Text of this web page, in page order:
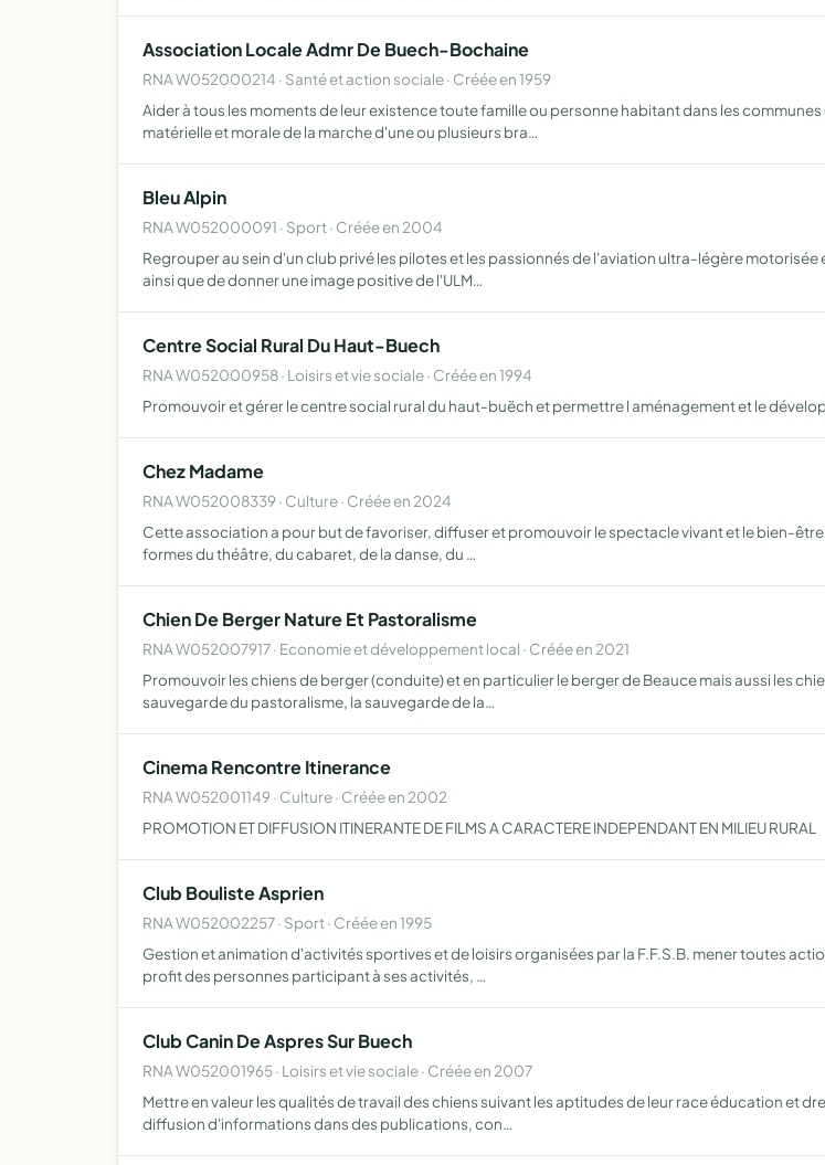
Association Locale Admr De Buech-Bochaine
RNA W052000214 · Santé et action sociale · Créée en 1959
Aider à tous les moments de leur existence toute famille ou personne habitant dans les
matérielle et morale de la marche d'une ou plusieurs bra…
Bleu Alpin
RNA W052000091 · Sport · Créée en 2004
Regrouper au sein d'un club privé les pilotes et les passionnés de l'aviation ultra-légère
ainsi que de donner une image positive de l'ULM…
Centre Social Rural Du Haut-Buech
RNA W052000958 · Loisirs et vie sociale · Créée en 1994
Promouvoir et gérer le centre social rural du haut-buëch et permettre l aménagement et le
Chez Madame
RNA W052008339 · Culture · Créée en 2024
Cette association a pour but de favoriser, diffuser et promouvoir le spectacle vivant et le bien-
formes du théâtre, du cabaret, de la danse, du …
Chien De Berger Nature Et Pastoralisme
RNA W052007917 · Economie et développement local · Créée en 2021
Promouvoir les chiens de berger (conduite) et en particulier le berger de Beauce mais aussi les
sauvegarde du pastoralisme, la sauvegarde de la…
Cinema Rencontre Itinerance
RNA W052001149 · Culture · Créée en 2002
PROMOTION ET DIFFUSION ITINERANTE DE FILMS A CARACTERE INDEPENDANT EN MILIEU RURAL
Club Bouliste Asprien
RNA W052002257 · Sport · Créée en 1995
Gestion et animation d'activités sportives et de loisirs organisées par la F.F.S.B. mener toutes
profit des personnes participant à ses activités, …
Club Canin De Aspres Sur Buech
RNA W052001965 · Loisirs et vie sociale · Créée en 2007
Mettre en valeur les qualités de travail des chiens suivant les aptitudes de leur race éducation et
diffusion d'informations dans des publications, con…